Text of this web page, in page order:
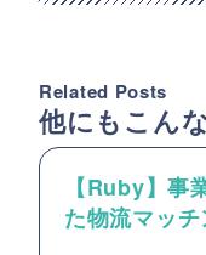
Related Posts
他にもこん
【Ruby】事
た物流マッ